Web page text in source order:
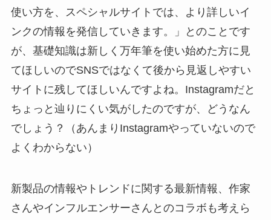
使い方を、スペシャルサイトでは、より詳しいイ
ンクの情報を発信していきます。」とのことです
が、基礎知識は新しく万年筆を使い始めた方に見
てほしいのでSNSではなくて後から見返しやすい
サイトに残してほしいんですよね。Instagramだと
ちょっと辿りにくい気がしたのですが、どうなん
でしょう？（あんまりInstagramやっていないので
よくわからない）
新製品の情報やトレンドに関する最新情報、作家
さんやインフルエンサーさんとのコラボも考えら